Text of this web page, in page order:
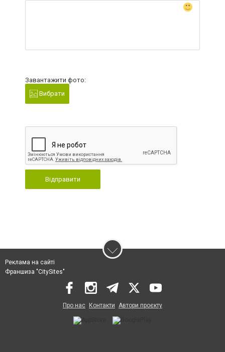
Завантажити фото:
Вибрати
Відправити
Реклама на сайті
Франшиза "CitySites"
Про нас Контакти Автори проєкту